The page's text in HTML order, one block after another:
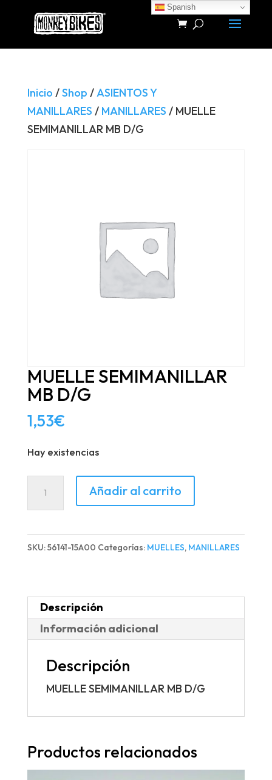
Búsqueda
productos
Inicio /Shop /ASIENTOS Y
MANILLARES / MANILLARES / MUELLE
SEMIMANILLAR MB D/G
MUELLE SEMIMANILLAR
MB D/G
1,53€
Hay existencias
SEMIMANILLAR
D/G
Añadir al carrito
SKU:56141-15A00 Categorías: MUELLES, MANILLARES
Descripción
Información adicional
Descripción
MUELLE SEMIMANILLAR MB D/G
Productos relacionados
Spanish